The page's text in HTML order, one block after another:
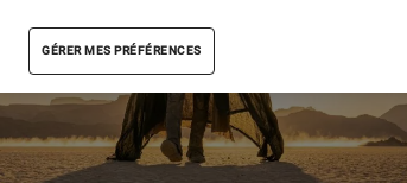
GÉRER MES PRÉFÉRENCES